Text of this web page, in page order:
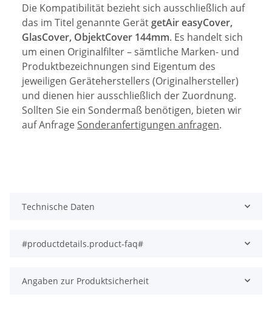
Die Kompatibilität bezieht sich ausschließlich auf
das im Titel genannte Gerät getAir easyCover,
GlasCover, ObjektCover 144mm. Es handelt sich
um einen Originalfilter – sämtliche Marken- und
Produktbezeichnungen sind Eigentum des
jeweiligen Geräteherstellers (Originalhersteller)
und dienen hier ausschließlich der Zuordnung.
Sollten Sie ein Sondermaß benötigen, bieten wir
auf Anfrage Sonderanfertigungen anfragen.
Technische Daten
#productdetails.product-faq#
Angaben zur Produktsicherheit